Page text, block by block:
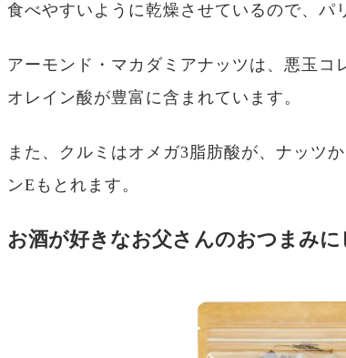
食べやすいように乾燥させているので、パ
アーモンド・マカダミアナッツは、悪玉コ
オレイン酸が豊富に含まれています。
また、クルミはオメガ3脂肪酸が、ナッツ
ンEもとれます。
お酒が好きなお父さんのおつまみに